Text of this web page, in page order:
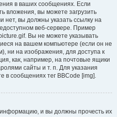
в ваших сообщениях. Если
вложения, вы можете загрузить
вы должны указать ссылку на
веб-сервере. Пример
Вы не можете указывать
на вашем компьютере (если он не
ни на изображения, для доступа к
как, например, на почтовые ящики
сайты и т. п. Для указания
в сообщениях тег BBCode [img].
и вы должны прочесть их